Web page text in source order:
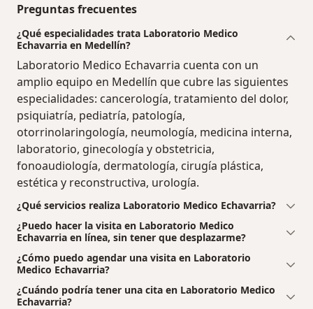
Preguntas frecuentes
¿Qué especialidades trata Laboratorio Medico
Echavarria en Medellín?
Laboratorio Medico Echavarria cuenta con un
amplio equipo en Medellín que cubre las siguientes
especialidades: cancerología, tratamiento del dolor,
psiquiatría, pediatría, patología,
otorrinolaringología, neumología, medicina interna,
laboratorio, ginecología y obstetricia,
fonoaudiología, dermatología, cirugía plástica,
estética y reconstructiva, urología.
¿Qué servicios realiza Laboratorio Medico Echavarria?
¿Puedo hacer la visita en Laboratorio Medico
Echavarria en línea, sin tener que desplazarme?
¿Cómo puedo agendar una visita en Laboratorio
Medico Echavarria?
¿Cuándo podría tener una cita en Laboratorio Medico
Echavarria?